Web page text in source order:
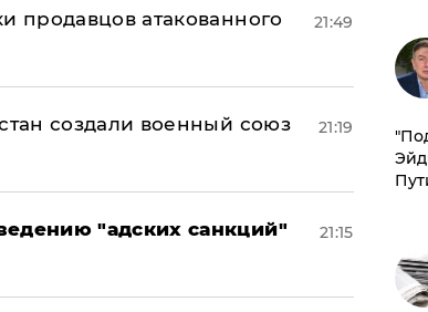
продавцов атакованного
21:49
создали военный союз
21:19
"адских санкций"
21:15